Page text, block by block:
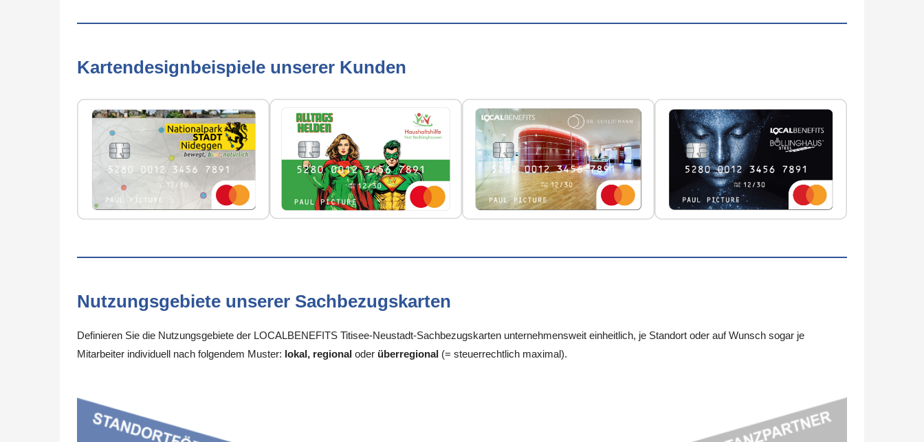
Kartendesignbeispiele unserer Kunden
Nutzungsgebiete unserer Sachbezugskarten
Definieren Sie die Nutzungsgebiete der LOCALBENEFITS Titisee-Neustadt-Sachbezugskarten unternehmensweit einheitlich, je Standort oder auf Wunsch sogar je
Mitarbeiter individuell nach folgendem Muster: lokal, regional oder überregional (= steuerrechtlich maximal).